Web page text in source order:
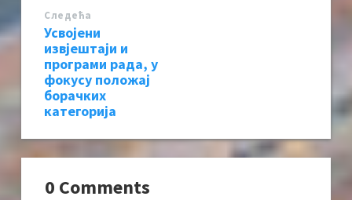
Следећa
Усвојени
извјештаји и
програми рада, у
фокусу положај
борачких
категорија
0 Comments